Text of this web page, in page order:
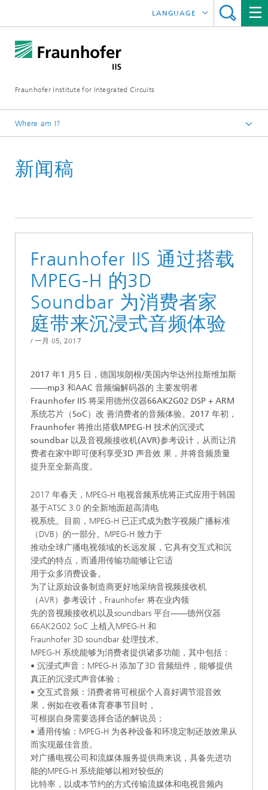
Fraunhofer Institute for Integrated Circuits
LANGUAGE
日本語
Where am I?
新闻稿
Fraunhofer IIS 通过搭载
MPEG-H 的3D
Soundbar 为消费者家
庭带来沉浸式音频体验
/ 一月 05, 2017
2017 年1 月5 日，德国埃朗根/美国内华达州拉斯维加斯
——mp3 和AAC 音频编解码器的 主要发明者
Fraunhofer IIS 将采用德州仪器66AK2G02 DSP + ARM
系统芯片（SoC）改 善消费者的音频体验。2017 年初，
Fraunhofer 将推出搭载MPEG-H 技术的沉浸式
soundbar 以及音视频接收机(AVR)参考设计，从而让消
费者在家中即可便利享受3D 声音效 果，并将音频质量
提升至全新高度。
2017 年春天，MPEG-H 电视音频系统将正式应用于韩国
基于ATSC 3.0 的全新地面超高清电
视系统。目前，MPEG-H 已正式成为数字视频广播标准
（DVB）的一部分。MPEG-H 致力于
推动全球广播电视领域的长远发展，它具有交互式和沉
浸式的特点，而通用传输功能够让它适
用于众多消费设备。
为了让原始设备制造商更好地采纳音视频接收机
（AVR）参考设计，Fraunhofer 将在业内领
先的音视频接收机以及soundbars 平台——德州仪器
66AK2G02 SoC 上植入MPEG-H 和
Fraunhofer 3D soundbar 处理技术。
MPEG-H 系统能够为消费者提供诸多功能，其中包括：
• 沉浸式声音：MPEG-H 添加了3D 音频组件，能够提供
真正的沉浸式声音体验；
• 交互式音频：消费者将可根据个人喜好调节混音效
果，例如在收看体育赛事节目时，
可根据自身需要选择合适的解说员；
• 通用传输：MPEG-H 为各种设备和环境定制还放效果从
而实现最佳音质。
对广播电视公司和流媒体服务提供商来说，具备先进功
能的MPEG-H 系统能够以相对较低的
比特率，以成本节约的方式传输流媒体和电视音频内